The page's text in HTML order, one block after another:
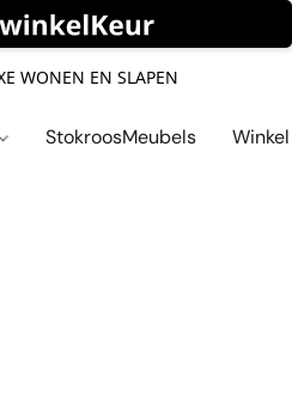
WONEN EN SLAPEN
StokroosMeubels